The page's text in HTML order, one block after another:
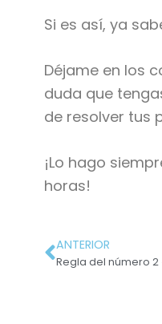
Si es así, ya
Déjame en los
duda que
de resolver tus
¡Lo hago
horas!
ANTERIOR